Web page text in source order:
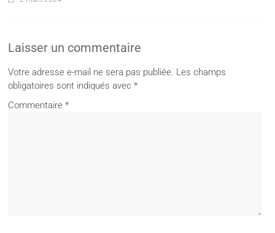
Laisser un commentaire
Votre adresse e-mail ne sera pas publiée. Les champs
obligatoires sont indiqués avec*
Commentaire*